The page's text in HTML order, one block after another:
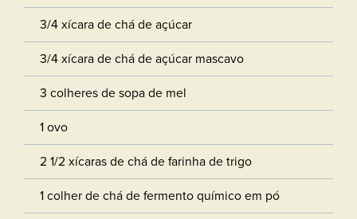
3/4 xícara de chá de açúcar
3/4 xícara de chá de açúcar mascavo
3 colheres de sopa de mel
1 ovo
2 1/2 xícaras de chá de farinha de trigo
1 colher de chá de fermento químico em pó